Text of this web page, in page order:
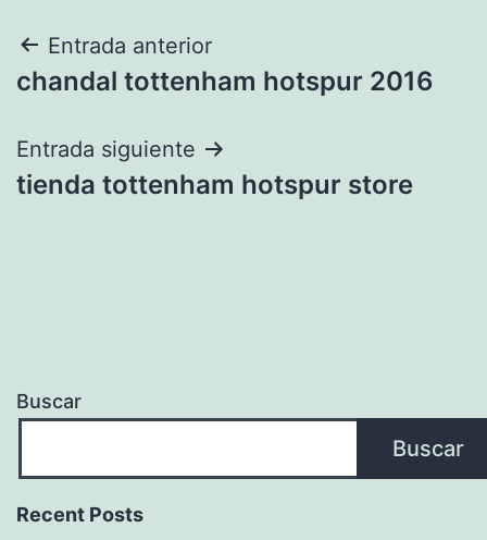
Navegación
de
entradas
Entrada anterior
chandal tottenham hotspur 2016
Entrada siguiente
tienda tottenham hotspur store
Buscar
Buscar
Recent Posts